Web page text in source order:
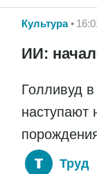
Культура
ИИ:
Голливуд
наступают
Труд